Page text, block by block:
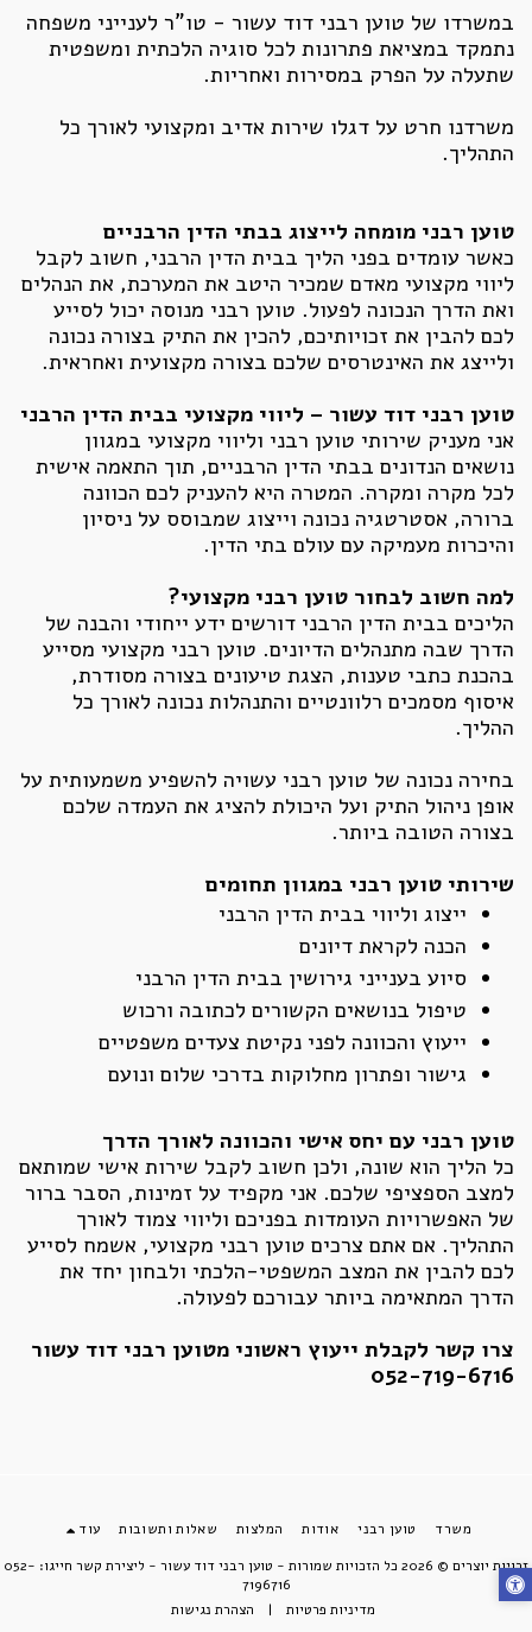
במשרדו של טוען רבני דוד עשור - טו"ר לענייני משפחה
נתמקד במציאת פתרונות לכל סוגיה הלכתית ומשפטית
שתעלה על הפרק במסירות ואחריות.
משרדנו חרט על דגלו שירות אדיב ומקצועי לאורך כל
התהליך.
טוען רבני מומחה לייצוג בבתי הדין הרבניים
כאשר עומדים בפני הליך בבית הדין הרבני, חשוב לקבל
ליווי מקצועי מאדם שמכיר היטב את המערכת, את הנהלים
ואת הדרך הנכונה לפעול. טוען רבני מנוסה יכול לסייע
לכם להבין את זכויותיכם, להכין את התיק בצורה נכונה
ולייצג את האינטרסים שלכם בצורה מקצועית ואחראית.
טוען רבני דוד עשור – ליווי מקצועי בבית הדין הרבני
אני מעניק שירותי טוען רבני וליווי מקצועי במגוון
נושאים הנדונים בבתי הדין הרבניים, תוך התאמה אישית
לכל מקרה ומקרה. המטרה היא להעניק לכם הכוונה
ברורה, אסטרטגיה נכונה וייצוג שמבוסס על ניסיון
והיכרות מעמיקה עם עולם בתי הדין.
למה חשוב לבחור טוען רבני מקצועי?
הליכים בבית הדין הרבני דורשים ידע ייחודי והבנה של
הדרך שבה מתנהלים הדיונים. טוען רבני מקצועי מסייע
בהכנת כתבי טענות, הצגת טיעונים בצורה מסודרת,
איסוף מסמכים רלוונטיים והתנהלות נכונה לאורך כל
ההליך.
בחירה נכונה של טוען רבני עשויה להשפיע משמעותית על
אופן ניהול התיק ועל היכולת להציג את העמדה שלכם
בצורה הטובה ביותר.
שירותי טוען רבני במגוון תחומים
ייצוג וליווי בבית הדין הרבני
הכנה לקראת דיונים
סיוע בענייני גירושין בבית הדין הרבני
טיפול בנושאים הקשורים לכתובה ורכוש
ייעוץ והכוונה לפני נקיטת צעדים משפטיים
גישור ופתרון מחלוקות בדרכי שלום ונועם
טוען רבני עם יחס אישי והכוונה לאורך הדרך
כל הליך הוא שונה, ולכן חשוב לקבל שירות אישי שמותאם
למצב הספציפי שלכם. אני מקפיד על זמינות, הסבר ברור
של האפשרויות העומדות בפניכם וליווי צמוד לאורך
התהליך. אם אתם צרכים טוען רבני מקצועי, אשמח לסייע
לכם להבין את המצב המשפטי-הלכתי ולבחון יחד את
הדרך המתאימה ביותר עבורכם לפעולה.
צרו קשר לקבלת ייעוץ ראשוני מטוען רבני דוד עשור
052-719-6716
משרד טוען רבני אודות המלצות שאלות ותשובות
עוד
זכויות יוצרים © 2026 כל הזכויות שמורות -
טוען רבני דוד עשור - ליצירת קשר חייגו: 052-
7196716
מדיניות פרטיות | הצהרת נגישות